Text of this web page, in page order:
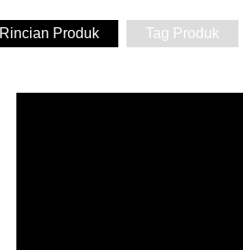
Rincian Produk Tag Produk